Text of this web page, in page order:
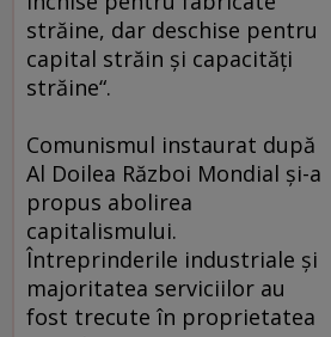
străine, dar deschise pentru
capital străin şi capacităţi
străine“.
Comunismul instaurat după
Al Doilea Război Mondial şi-a
propus abolirea
capitalismului.
Întreprinderile industriale şi
majoritatea serviciilor au
fost trecute în proprietatea